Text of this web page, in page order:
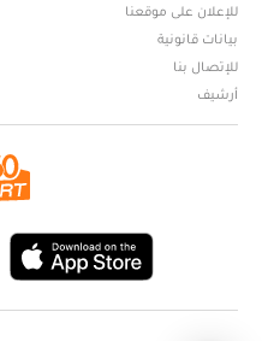
للإعلان على موقعنا
بيانات قانونية
للإتصال بنا
أرشيف